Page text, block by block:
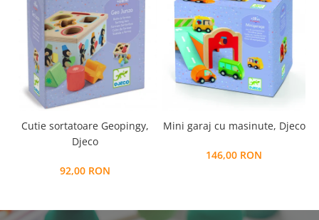
Cutie sortatoare Geopingy,
Djeco
92,00 RON
Mini garaj cu masinute, Djeco
146,00 RON